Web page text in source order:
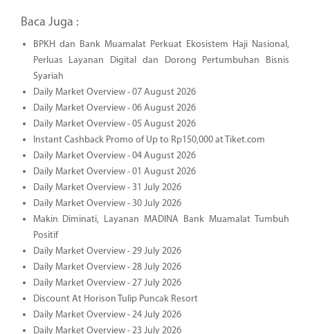
Baca Juga :
BPKH dan Bank Muamalat Perkuat Ekosistem Haji Nasional,
Perluas Layanan Digital dan Dorong Pertumbuhan Bisnis
Syariah
Daily Market Overview - 07 August 2026
Daily Market Overview - 06 August 2026
Daily Market Overview - 05 August 2026
Instant Cashback Promo of Up to Rp150,000 at Tiket.com
Daily Market Overview - 04 August 2026
Daily Market Overview - 01 August 2026
Daily Market Overview - 31 July 2026
Daily Market Overview - 30 July 2026
Makin Diminati, Layanan MADINA Bank Muamalat Tumbuh
Positif
Daily Market Overview - 29 July 2026
Daily Market Overview - 28 July 2026
Daily Market Overview - 27 July 2026
Discount At Horison Tulip Puncak Resort
Daily Market Overview - 24 July 2026
Daily Market Overview - 23 July 2026